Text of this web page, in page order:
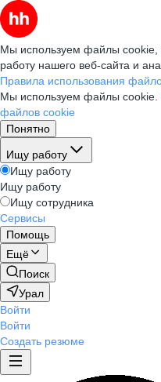
Мы используем файлы cookie,
работу нашего веб-сайта и
Правила использования
Мы используем файлы cookie.
файлов cookie
Понятно
Ищу работу
Ищу работу
Ищу работу
Ищу сотрудника
Сервисы
Помощь
Ещё
Поиск
Урал
Войти
Войти
Создать резюме